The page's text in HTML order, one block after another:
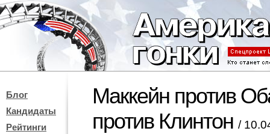
Блог
Кандидаты
Рейтинги
Маккейн против
против Клинтон /